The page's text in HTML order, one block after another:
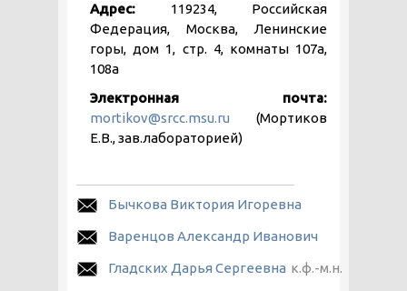
Адрес: 119234, Российская
Федерация, Москва, Ленинские
горы, дом 1, стр. 4, комнаты 107а,
108а
Электронная почта:
mortikov@srcc.msu.ru (Мортиков
Е.В., зав.лабораторией)
Бычкова Виктория Игоревна
Варенцoв Александр Иванович
Гладских Дарья Сергеевна к.ф.-м.н.